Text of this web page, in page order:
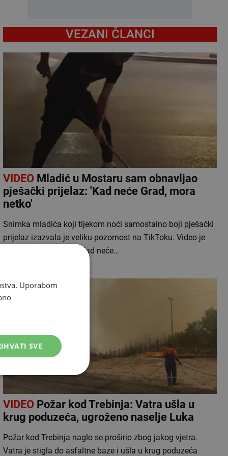
VEZANI ČLANCI
VIDEOMladić u Mostaru sam obnavljao
pješački prijelaz: 'Kad neće Grad, mora
netko'
Snimka mladića koji tijekom noći samostalno boji pješački
prijelaz izazvala je veliku pozornost na TikToku. Video je
objavljen uz poruku: „Kad neće…
VIDEOPožar kod Trebinja: Vatra ušla u
krug poduzeća, ugroženo naselje Luka
Požar kod Trebinja naglo se proširio zbog jakog vjetra.
Vatra je stigla do asfaltne baze i ušla u krug poduzeća
Uporabom
SVE